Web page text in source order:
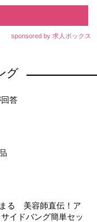
sponsored by 求人ボックス
グ
回答
まる 美容師直伝！ア
イドバング簡単セッ